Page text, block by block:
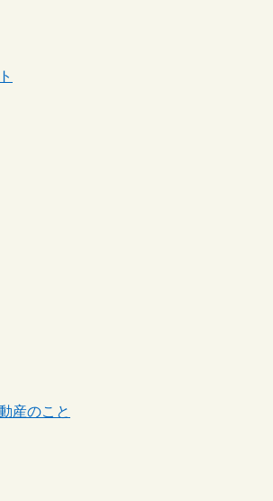
産のこと